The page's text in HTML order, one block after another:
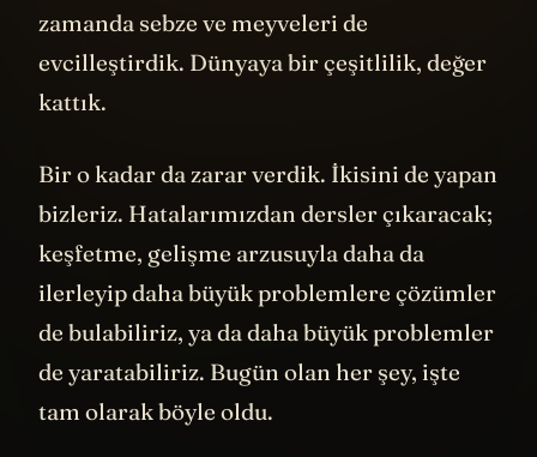
zamanda sebze ve meyveleri de
evcilleştirdik. Dünyaya bir çeşitlilik, değer
kattık.
Bir o kadar da zarar verdik. İkisini de yapan
bizleriz. Hatalarımızdan dersler çıkaracak;
keşfetme, gelişme arzusuyla daha da
ilerleyip daha büyük problemlere çözümler
de bulabiliriz, ya da daha büyük problemler
de yaratabiliriz. Bugün olan her şey, işte
tam olarak böyle oldu.